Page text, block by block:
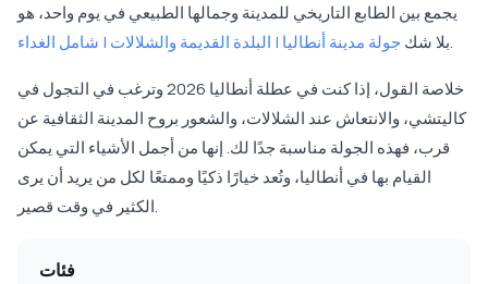
يجمع بين الطابع التاريخي للمدينة وجمالها الطبيعي في يوم واحد، هو
بلا شك جولة مدينة أنطاليا | البلدة القديمة والشلالات | شامل الغداء .
خلاصة القول، إذا كنت في عطلة أنطاليا 2026 وترغب في التجول في
كاليتشي، والانتعاش عند الشلالات، والشعور بروح المدينة الثقافية عن
قرب، فهذه الجولة مناسبة جدًا لك. إنها من أجمل الأشياء التي يمكن
القيام بها في أنطاليا، وتُعد خيارًا ذكيًا وممتعًا لكل من يريد أن يرى
الكثير في وقت قصير.
فئات